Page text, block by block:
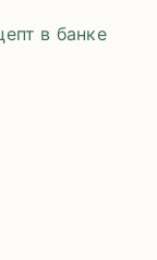
в банке